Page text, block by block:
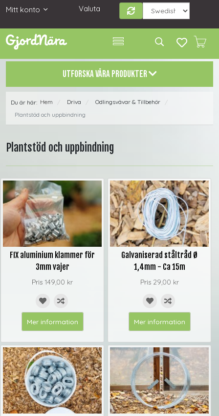
Mitt konto Valuta
UTFORSKA VÅRA PRODUKTER
Du är här: Hem / Driva / Odlingsvävar & Tillbehör
/
Plantstöd och uppbindning
Plantstöd och uppbindning
FIX aluminium klammer för
3mm vajer
Pris 149,00 kr
Mer information
Galvaniserad ståltråd Ø
1,4mm - Ca 15m
Pris 29,00 kr
Mer information